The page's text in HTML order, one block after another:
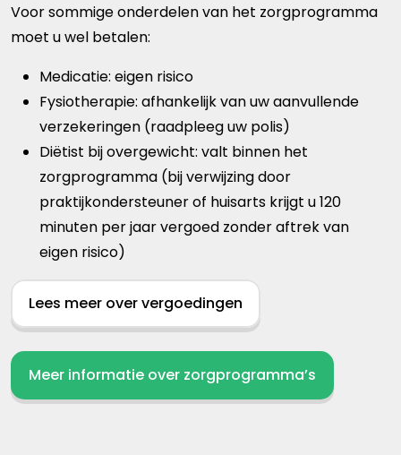
Voor sommige onderdelen van het zorgprogramma
moet u wel betalen:
Medicatie: eigen risico
Fysiotherapie: afhankelijk van uw aanvullende
verzekeringen (raadpleeg uw polis)
Diëtist bij overgewicht: valt binnen het
zorgprogramma (bij verwijzing door
praktijkondersteuner of huisarts krijgt u 120
minuten per jaar vergoed zonder aftrek van
eigen risico)
Lees meer over vergoedingen
Meer informatie over zorgprogramma’s